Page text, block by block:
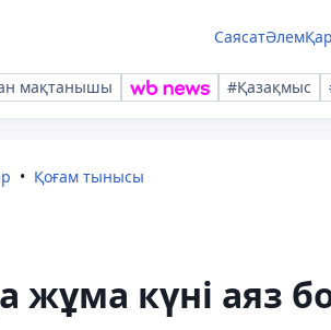
СаясатӘлем
мақтанышы #Қазақмыс
Қоғам тынысы
жұма күні аяз